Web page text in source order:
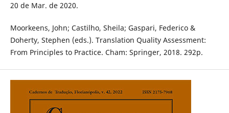
20 de Mar. de 2020.
Moorkeens, John; Castilho, Sheila; Gaspari, Federico &
Doherty, Stephen (eds.). Translation Quality Assessment:
From Principles to Practice. Cham: Springer, 2018. 292p.